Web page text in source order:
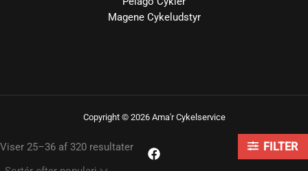
Viser 25–36 af 320 resultaterefter
popularitet
FILTER
Magene Cykeludstyr
Copyright © 2026 Ama'r Cykelservice